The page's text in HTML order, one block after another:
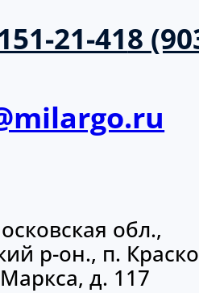
21-418
обл.,
р-он., п.
д. 117